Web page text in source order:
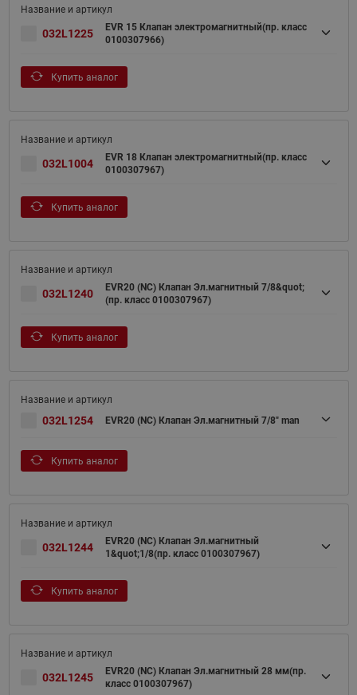
032L1225
EVR 15 Клапан электромагнитный(пр. класс
0100307966)
Купить аналог
032L1004
EVR 18 Клапан электромагнитный(пр. класс
0100307967)
Купить аналог
032L1240
EVR20 (NC) Клапан Эл.магнитный 7/8&quot;
(пр. класс 0100307967)
Купить аналог
032L1254 EVR20 (NC) Клапан Эл.магнитный 7/8" man
Купить аналог
032L1244
EVR20 (NC) Клапан Эл.магнитный
1&quot;1/8(пр. класс 0100307967)
Купить аналог
032L1245
EVR20 (NC) Клапан Эл.магнитный 28 мм(пр.
класс 0100307967)